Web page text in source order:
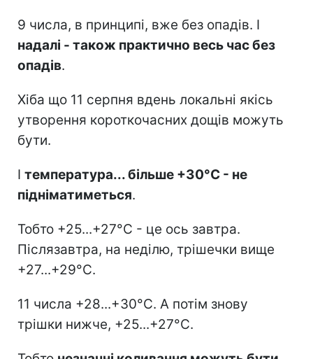
9 числа, в принципі, вже без опадів. І
надалі - також практично весь час без
опадів.
Хіба що 11 серпня вдень локальні якісь
утворення короткочасних дощів можуть
бути.
І температура... більше +30°C - не
підніматиметься.
Тобто +25...+27°C - це ось завтра.
Післязавтра, на неділю, трішечки вище
+27...+29°C.
11 числа +28...+30°C. А потім знову
трішки нижче, +25...+27°C.